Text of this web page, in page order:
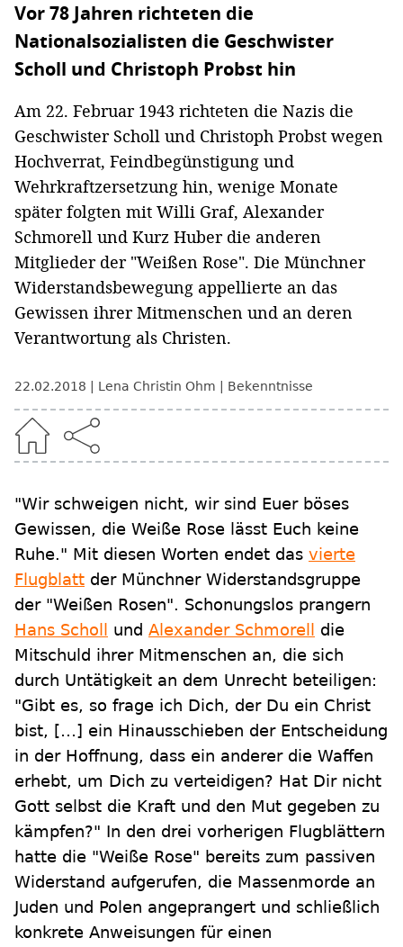
Vor 78 Jahren richteten die
Nationalsozialisten die Geschwister
Scholl und Christoph Probst hin
Am 22. Februar 1943 richteten die Nazis die
Geschwister Scholl und Christoph Probst wegen
Hochverrat, Feindbegünstigung und
Wehrkraftzersetzung hin, wenige Monate
später folgten mit Willi Graf, Alexander
Schmorell und Kurz Huber die anderen
Mitglieder der "Weißen Rose". Die Münchner
Widerstandsbewegung appellierte an das
Gewissen ihrer Mitmenschen und an deren
Verantwortung als Christen.
22.02.2018 Lena Christin Ohm Bekenntnisse
"Wir schweigen nicht, wir sind Euer böses
Gewissen, die Weiße Rose lässt Euch keine
Ruhe." Mit diesen Worten endet das vierte
Flugblatt der Münchner Widerstandsgruppe
der "Weißen Rosen". Schonungslos prangern
Hans Scholl
und Alexander Schmorell
die
Mitschuld ihrer Mitmenschen an, die sich
durch Untätigkeit an dem Unrecht beteiligen:
"Gibt es, so frage ich Dich, der Du ein Christ
bist, […] ein Hinausschieben der Entscheidung
in der Hoffnung, dass ein anderer die Waffen
erhebt, um Dich zu verteidigen? Hat Dir nicht
Gott selbst die Kraft und den Mut gegeben zu
kämpfen?" In den drei vorherigen Flugblättern
hatte die "Weiße Rose" bereits zum passiven
Widerstand aufgerufen, die Massenmorde an
Juden und Polen angeprangert und schließlich
konkrete Anweisungen für einen